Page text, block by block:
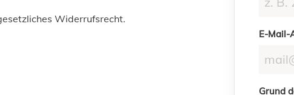
Widerrufsrecht.
E-Mail-
Grund